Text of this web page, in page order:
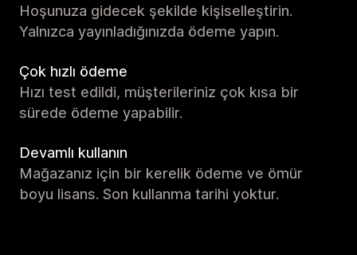
Hoşunuza gidecek şekilde kişiselleştirin.
Yalnızca yayınladığınızda ödeme yapın.
Çok hızlı ödeme
Hızı test edildi, müşterileriniz çok kısa bir
sürede ödeme yapabilir.
Devamlı kullanın
Mağazanız için bir kerelik ödeme ve ömür
boyu lisans. Son kullanma tarihi yoktur.